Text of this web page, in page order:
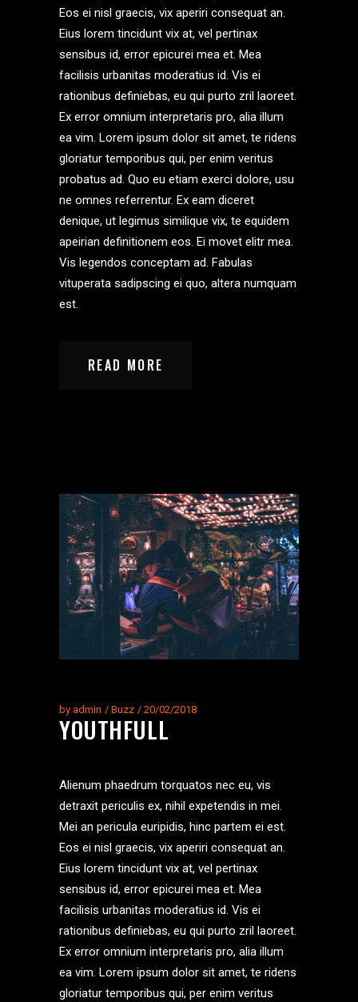
Eos ei nisl graecis, vix aperiri consequat an.
Eius lorem tincidunt vix at, vel pertinax
sensibus id, error epicurei mea et. Mea
facilisis urbanitas moderatius id. Vis ei
rationibus definiebas, eu qui purto zril laoreet.
Ex error omnium interpretaris pro, alia illum
ea vim. Lorem ipsum dolor sit amet, te ridens
gloriatur temporibus qui, per enim veritus
probatus ad. Quo eu etiam exerci dolore, usu
ne omnes referrentur. Ex eam diceret
denique, ut legimus similique vix, te equidem
apeirian definitionem eos. Ei movet elitr mea.
Vis legendos conceptam ad. Fabulas
vituperata sadipscing ei quo, altera numquam
est.
READ MORE
by admin Buzz 20/02/2018
YOUTHFULL
Alienum phaedrum torquatos nec eu, vis
detraxit periculis ex, nihil expetendis in mei.
Mei an pericula euripidis, hinc partem ei est.
Eos ei nisl graecis, vix aperiri consequat an.
Eius lorem tincidunt vix at, vel pertinax
sensibus id, error epicurei mea et. Mea
facilisis urbanitas moderatius id. Vis ei
rationibus definiebas, eu qui purto zril laoreet.
Ex error omnium interpretaris pro, alia illum
ea vim. Lorem ipsum dolor sit amet, te ridens
gloriatur temporibus qui, per enim veritus